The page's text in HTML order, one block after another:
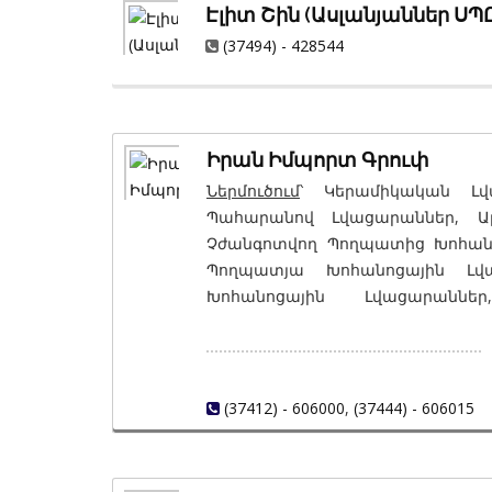
Էլիտ Շին (Ասլանյաններ
(37494) - 428544
Իրան Իմպորտ Գրուփ
Ներմուծում՝ Կերամիկական
Պահարանով Լվացարաններ,
Չժանգոտվող Պողպատից
Պողպատյա Խոհանոցային
Խոհանոցային
Խոհանոցային Լվացարաններ,
Խոհանոցային
Կերամիկական,
Անկյունային,
(37412) - 606000, (37444) - 606015